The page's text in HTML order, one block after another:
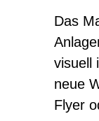
Das
visuell
neue
Flyer